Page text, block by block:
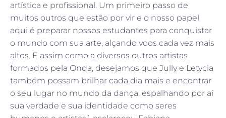
artística e profissional. Um primeiro passo de
muitos outros que estão por vir e o nosso papel
aqui é preparar nossos estudantes para conquistar
o mundo com sua arte, alçando voos cada vez mais
altos. E assim como a diversos outros artistas
formados pela Onda, desejamos que Jully e Letycia
também possam brilhar cada dia mais e encontrar
o seu lugar no mundo da dança, espalhando por aí
sua verdade e sua identidade como seres